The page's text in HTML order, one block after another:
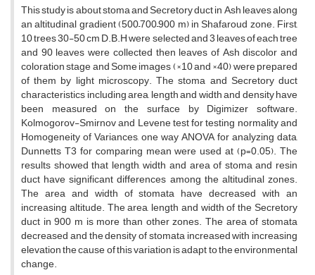
This study is about stoma and Secretory duct in Ash leaves along
an altitudinal gradient (500–700–900 m) in Shafaroud zone. First,
10 trees 30-50 cm D.B.H were selected and 3 leaves of each tree
and 90 leaves were collected then leaves of Ash discolor and
coloration stage and Some images (×10 and ×40) were prepared
of them by light microscopy. The stoma and Secretory duct
characteristics including area, length and width and density have
been measured on the surface by Digimizer software.
Kolmogorov-Smirnov and Levene test for testing normality and
Homogeneity of Variances, one way ANOVA for analyzing data,
Dunnetts T3 for comparing mean were used at (p=0.05). The
results showed that length, width and area of stoma and resin
duct have significant differences among the altitudinal zones.
The area and width of stomata have decreased with an
increasing altitude. The area, length and width of the Secretory
duct in 900 m is more than other zones. The area of stomata
decreased and the density of stomata increased with increasing
elevation the cause of this variation is adapt to the environmental
change.